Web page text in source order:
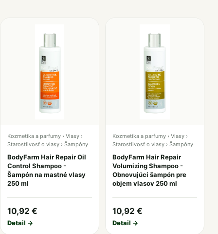
Kozmetika a parfumy › Vlasy ›
Starostlivosť o vlasy › Šampóny
BodyFarm Hair Repair Oil
Control Shampoo -
Šampón na mastné vlasy
250 ml
10,92 €
Detail →
Kozmetika a parfumy › Vlasy ›
Starostlivosť o vlasy › Šampóny
BodyFarm Hair Repair
Volumizing Shampoo -
Obnovujúci šampón pre
objem vlasov 250 ml
10,92 €
Detail →